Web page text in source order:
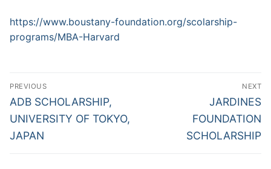
https://www.boustany-foundation.org/scolarship-
programs/MBA-Harvard
Post
navigation
PREVIOUS
Previous
post:
ADB SCHOLARSHIP,
UNIVERSITY OF TOKYO,
JAPAN
NEXT
Next
post:
JARDINES
FOUNDATION
SCHOLARSHIP